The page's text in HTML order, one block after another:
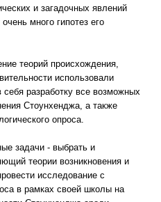
и загадочных явлений
много гипотез его
теорий происхождения,
использовали
разработку все возможных
Стоунхенджа, а также
опроса.
задачи - выбрать и
теории возникновения и
исследование с
в рамках своей школы на